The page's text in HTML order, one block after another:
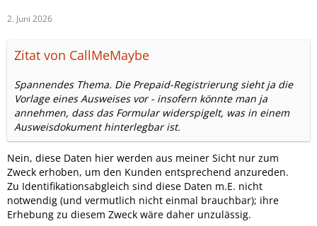
2. Juni 2026
Zitat von CallMeMaybe
Spannendes Thema. Die Prepaid-Registrierung sieht ja die
Vorlage eines Ausweises vor - insofern könnte man ja
annehmen, dass das Formular widerspigelt, was in einem
Ausweisdokument hinterlegbar ist.
Nein, diese Daten hier werden aus meiner Sicht nur zum
Zweck erhoben, um den Kunden entsprechend anzureden.
Zu Identifikationsabgleich sind diese Daten m.E. nicht
notwendig (und vermutlich nicht einmal brauchbar); ihre
Erhebung zu diesem Zweck wäre daher unzulässig.